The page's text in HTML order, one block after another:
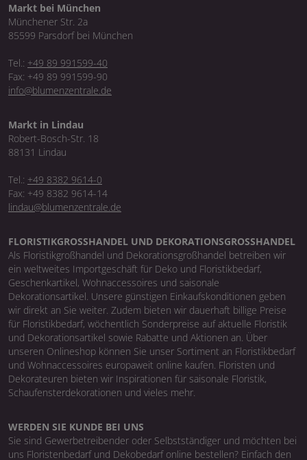
Markt bei München
Münchener Str. 2a
85599 Parsdorf bei München
Tel.: +49 89 991599-40
Fax: +49 89 991599-90
info@blumenzentrale.de
Markt in Lindau
Robert-Bosch-Str. 18
88131 Lindau
Tel.: +49 8382 9614-0
Fax: +49 8382 9614-14
lindau@blumenzentrale.de
FLORISTIKGROSSHANDEL UND DEKORATIONSGROSSHANDEL
Als Floristikgroßhandel und Dekorationsgroßhandel betreiben wir
ein weltweites Importgeschäft für Deko und Floristikbedarf,
Geschenkartikel, Wohnaccessoires und saisonale
Dekorationsartikel. Unsere günstigen Einkaufskonditionen geben
wir direkt an Sie weiter. Zudem bieten wir dauerhaft billige Preise
für Floristikbedarf, wöchentlich Sonderpreise auf aktuelle Floristik
und Dekorationsartikel sowie Rabatte und Aktionen an. Über
unseren Onlineshop können Sie unser Sortiment an Floristikbedarf
und Wohnaccessoires europaweit online kaufen. Floristen und
Dekorateuren bieten wir Inspirationen für saisonale Floristik,
Schaufensterdekorationen und vieles mehr.
WERDEN SIE KUNDE BEI UNS
Sie sind Gewerbetreibender oder Selbstständiger und möchten bei
uns Floristenbedarf und Dekobedarf online bestellen? Einfach den